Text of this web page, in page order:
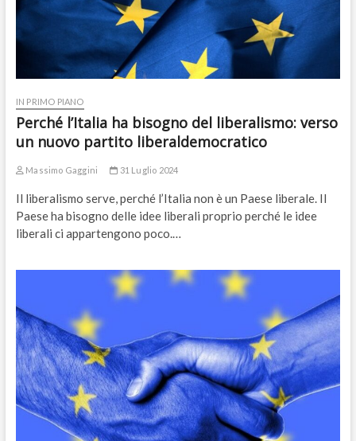
IN PRIMO PIANO
Perché l’Italia ha bisogno del liberalismo: verso
un nuovo partito liberaldemocratico
Massimo Gaggini 31 Luglio 2024
Il liberalismo serve, perché l’Italia non è un Paese liberale. Il
Paese ha bisogno delle idee liberali proprio perché le idee
liberali ci appartengono poco.…